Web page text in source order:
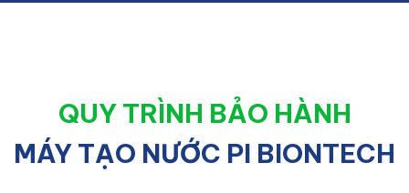
QUY TRÌNH BẢO HÀNH
MÁY TẠO NƯỚC PI BIONTECH